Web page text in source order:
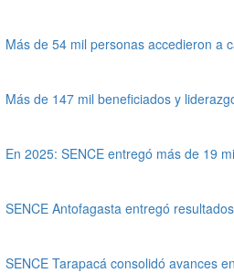
Más de 54 mil personas accedieron a
Más de 147 mil beneficiados y
En 2025: SENCE entregó más de 19
SENCE Antofagasta entregó
SENCE Tarapacá consolidó avances